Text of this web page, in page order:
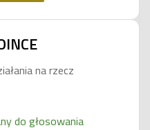
na rzecz
do głosowania